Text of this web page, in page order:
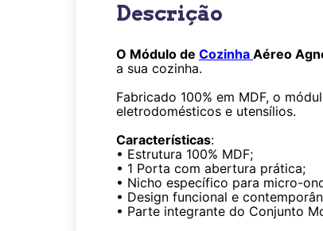
Descrição
O Módulo de Cozinha Aéreo
a sua cozinha.
Fabricado 100% em MDF, o
eletrodomésticos e utensílios.
Características:
• Estrutura 100% MDF;
• 1 Porta com abertura prática;
• Nicho específico para micro-
• Design funcional e
• Parte integrante do Conjunto